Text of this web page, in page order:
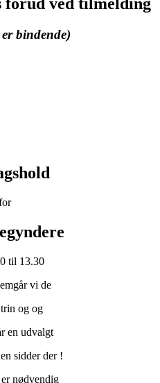
forud ved tilmelding
bindende)
til 13.30
vi de
og og
en udvalgt
sidder der !
nødvendig